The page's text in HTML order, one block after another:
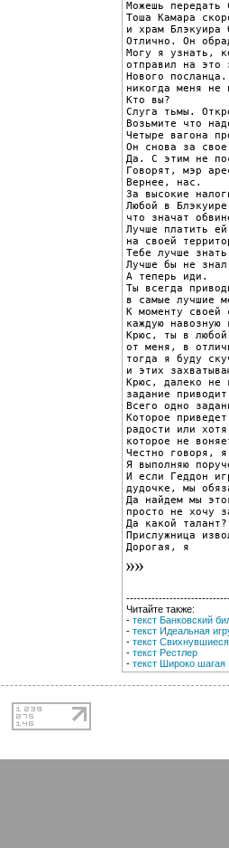
Можешь передать
Тоша Камара
и храм Блэкуира
Отлично. Он
Могу я узнать,
отправил на это
Нового
никогда меня не
Кто вы?
Слуга тьмы.
Возьмите что
Четыре вагона
Он снова за
Да. С этим не
Говорят, мэр
Вернее, нас.
За высокие
Любой в
что значат
Лучше платить
на своей
Тебе лучше
Лучше бы не
А теперь иди.
Ты всегда
в самые лучшие
К моменту своей
каждую
Крюс, ты в любой
от меня, в
тогда я буду
и этих
Крюс, далеко не
задание
Всего одно
Которое
радости или
которое не
Честно говоря,
Я выполняю
И если Геддон
дудочке, мы
Да найдем мы
просто не хочу
Да какой
Прислужница
Дорогая, я
Читайте также:
- текст Банковский
- текст Идеальная
- текст Свихнувшиеся
- текст Рестлер
- текст Широко шагая